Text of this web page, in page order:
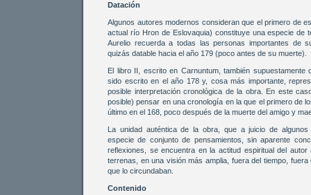
Datación
Algunos autores modernos consideran que el primero de
actual río Hron de Eslovaquia) constituye una especie de
Aurelio recuerda a todas las personas importantes de
quizás datable hacia el año 179 (poco antes de su muerte).
El libro II, escrito en Carnuntum, también supuestamente
sido escrito en el año 178 y, cosa más importante,
posible interpretación cronológica de la obra. En este
posible) pensar en una cronología en la que el primero de
último en el 168, poco después de la muerte del amigo y
La unidad auténtica de la obra, que a juicio de
especie de conjunto de pensamientos, sin aparente
reflexiones, se encuentra en la actitud espiritual del
terrenas, en una visión más amplia, fuera del tiempo,
que lo circundaban.
Contenido